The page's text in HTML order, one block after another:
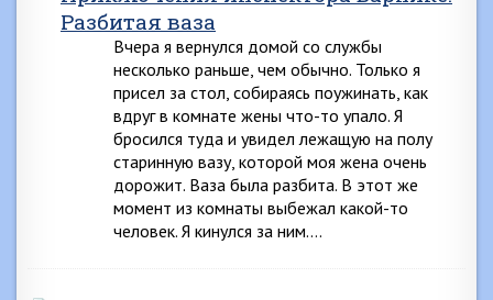
Разбитая ваза
Вчера я вернулся домой со службы
несколько раньше, чем обычно. Только я
присел за стол, собираясь поужинать, как
вдруг в комнате жены что-то упало. Я
бросился туда и увидел лежащую на полу
старинную вазу, которой моя жена очень
дорожит. Ваза была разбита. В этот же
момент из комнаты выбежал какой-то
человек. Я кинулся за ним….